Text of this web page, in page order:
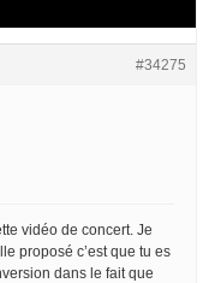
#34275
vidéo de concert. Je
proposé c’est que tu es
dans le fait que